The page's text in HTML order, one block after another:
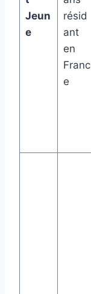
Jeun
e
résid
ant
en
Franc
e